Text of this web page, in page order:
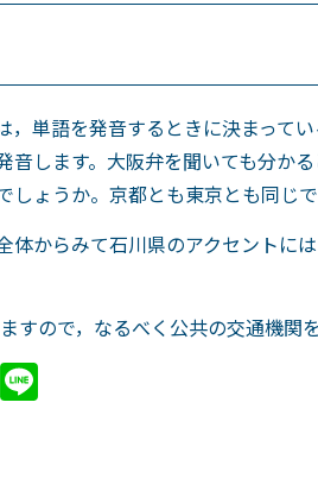
，単語を発音するときに決まって
音します。大阪弁を聞いても分か
しょうか。京都とも東京とも同じ
体からみて石川県のアクセントに
すので，なるべく公共の交通機関
Hatena